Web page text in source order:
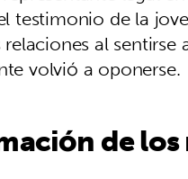
testimonio de la
al
volvió a oponerse.
de